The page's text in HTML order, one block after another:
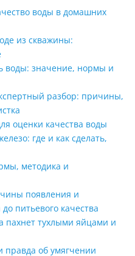
воды в домашних
из скважины:
воды: значение, нормы и
разбор: причины,
оценки качества воды
где и как сделать,
методика и
появления и
питьевого качества
пахнет тухлыми яйцами и
об умягчении